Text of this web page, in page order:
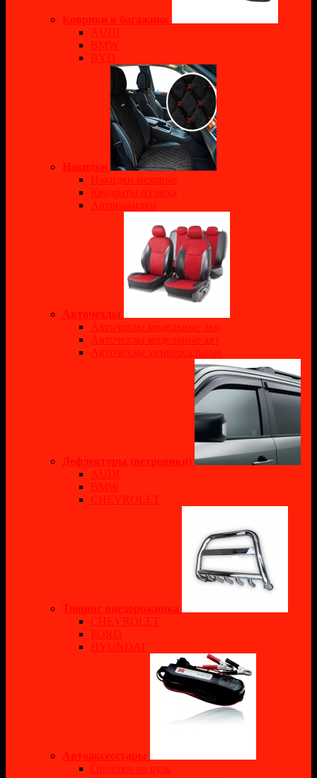
Коврики в багажник
AUDI
BMW
BYD
Накидки
Накидки меховые
Квадраты из меха
Автонакидки
Авточехлы
Авточехлы модельные эко
Авточехлы модельные авт
Авточехлы универсальные
Дефлекторы (ветровики)
AUDI
BMW
CHEVROLET
Тюнинг внедорожника
CHEVROLET
FORD
HYUNDAI
Автоаксессуары
Оплётки на руль